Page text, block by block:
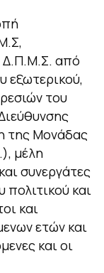
Δ.Π.Μ.Σ. από
εξωτερικού,
του
της Μονάδας
μέλη
συνεργάτες
και
και
ετών και
και οι